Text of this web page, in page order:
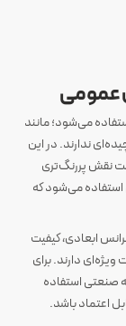
عمومی
می‌شود؛ مانند
ندارند. در این
نقش پررنگ‌تری
می‌شود که
ابعادی، کیفیت
دارند. برای
صنعتی استفاده
اعتماد باشد.